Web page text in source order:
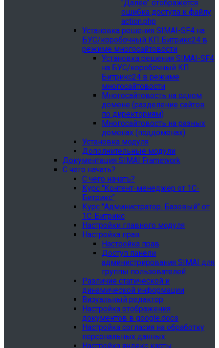
"Далее" отображется
ошибка доступа к файлу
action.php
Установка решения SIMAI-SF4 на
БУС/коробочный КП Битрикс24 в
режиме многосайтовости
Установка решения SIMAI-SF4
на БУС/коробочный КП
Битрикс24 в режиме
многосайтовости
Многосайтовость на одном
домене (разделение сайтов
по директориям)
Многосайтовость на разных
доменах (поддоменах)
Установка модуля
Дополнительные модули
Документация SIMAI Framework
С чего начать?
С чего начать?
Курс "Контент-менеджер от 1С-
Битрикс"
Курс "Администратор. Базовый" от
1С-Битрикс
Настройки главного модуля
Настройка прав
Настройка прав
Доступ панели
администрирования SIMAI для
группы пользователей
Различие статической и
динамической информации
Визуальный редактор
Настройка отображения
документов в google.docs
Настройка согласия на обработку
персональных данных
Настройка яндекс карты